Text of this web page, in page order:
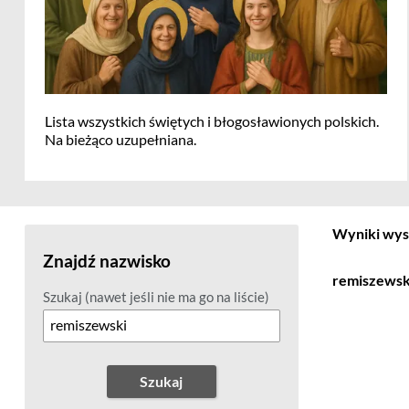
Lista wszystkich świętych i błogosławionych polskich.
Na bieżąco uzupełniana.
Znajdź nazwisko
Szukaj (nawet jeśli nie ma go na liście)
Szukaj
Wyniki